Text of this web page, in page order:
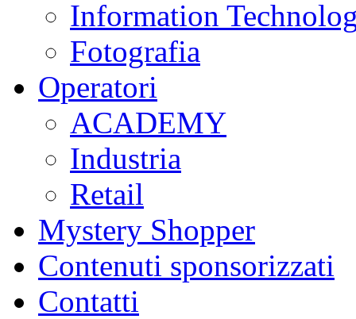
Information
Fotografia
Operatori
ACADEMY
Industria
Retail
Mystery Shopper
Contenuti sponsorizzati
Contatti